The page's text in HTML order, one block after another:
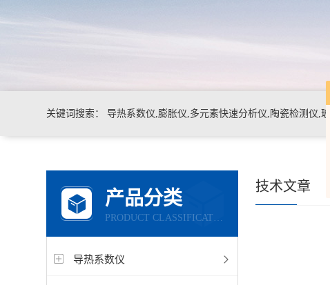
关键词搜索： 导热系数仪,膨胀仪,多元素快速分析仪,陶瓷检测仪,玻璃耐火材料检测仪，石墨炭素材料检
产品分类
PRODUCT CLASSIFICATION
导热系数仪
技术文章